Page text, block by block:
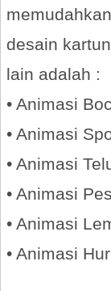
desain
lain adalah :
• Animasi
• Animasi
• Animasi
• Animasi
• Animasi
• Animasi